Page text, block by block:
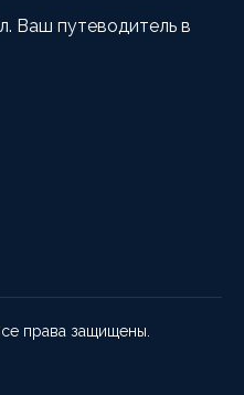
Ваш путеводитель в
права защищены.